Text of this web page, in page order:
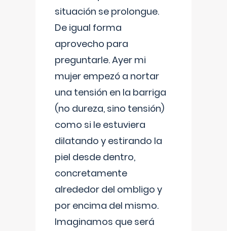
situación se prolongue.
De igual forma
aprovecho para
preguntarle. Ayer mi
mujer empezó a nortar
una tensión en la barriga
(no dureza, sino tensión)
como si le estuviera
dilatando y estirando la
piel desde dentro,
concretamente
alrededor del ombligo y
por encima del mismo.
Imaginamos que será